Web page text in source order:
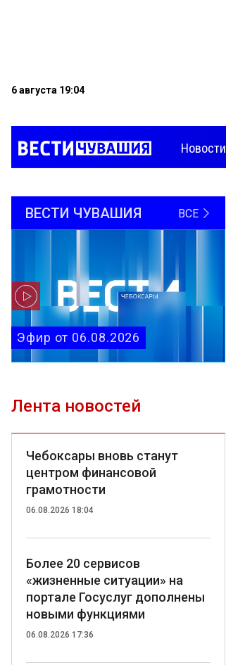
6 августа 19:04
Новости
ВЕСТИ ЧУВАШИЯ ВСЕ
Эфир от 06.08.2026
Лента новостей
Чебоксары вновь станут
центром финансовой
грамотности
06.08.2026 18:04
Более 20 сервисов
«жизненные ситуации» на
портале Госуслуг дополнены
новыми функциями
06.08.2026 17:36